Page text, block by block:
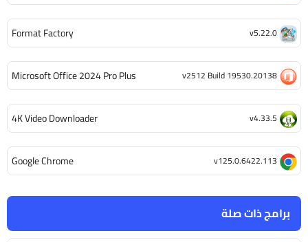
برامج ذات صلة
Format Factory v5.22.0
Microsoft Office 2024 Pro Plus v2512 Build 19530.20138
4K Video Downloader v4.33.5
Google Chrome v125.0.6422.113